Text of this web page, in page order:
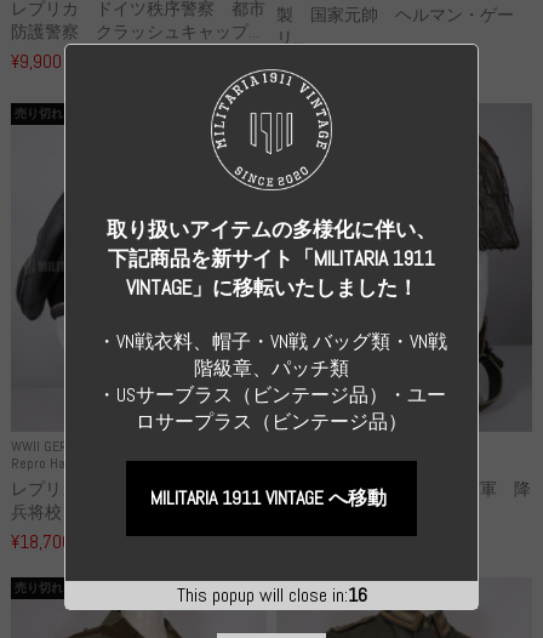
レプリカ ドイツ秩序警察 都市
防護警察 クラッシュキャップ...
¥9,900
製 国家元帥 ヘルマン・ゲー
リ...
¥55,000
WWII GERMANY
Repro Hat and Cap SS and WSS
売り切れ
レプリカ 武装親衛隊 WSS 歩
兵将校 クラッシュキャップ ...
¥18,700
Repro Hat and Cap Luftwaffe
売り切れ
高品質レプリカ ドイツ空軍 降
下猟兵 ヘルメット
¥49,800
売り切れ 売り切れ
This popup will close in:16
取り扱いアイテムの多様化に伴い、
下記商品を新サイト「MILITARIA 1911
VINTAGE」に移転いたしました！
・VN戦衣料、帽子・VN戦 バッグ類・VN戦
階級章、パッチ類
・USサーブラス（ビンテージ品）・ユー
ロサープラス（ビンテージ品）
MILITARIA 1911 VINTAGE へ移動